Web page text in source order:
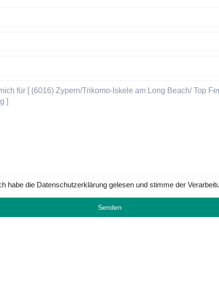
habe die Datenschutzerklärung gelesen und stimme der